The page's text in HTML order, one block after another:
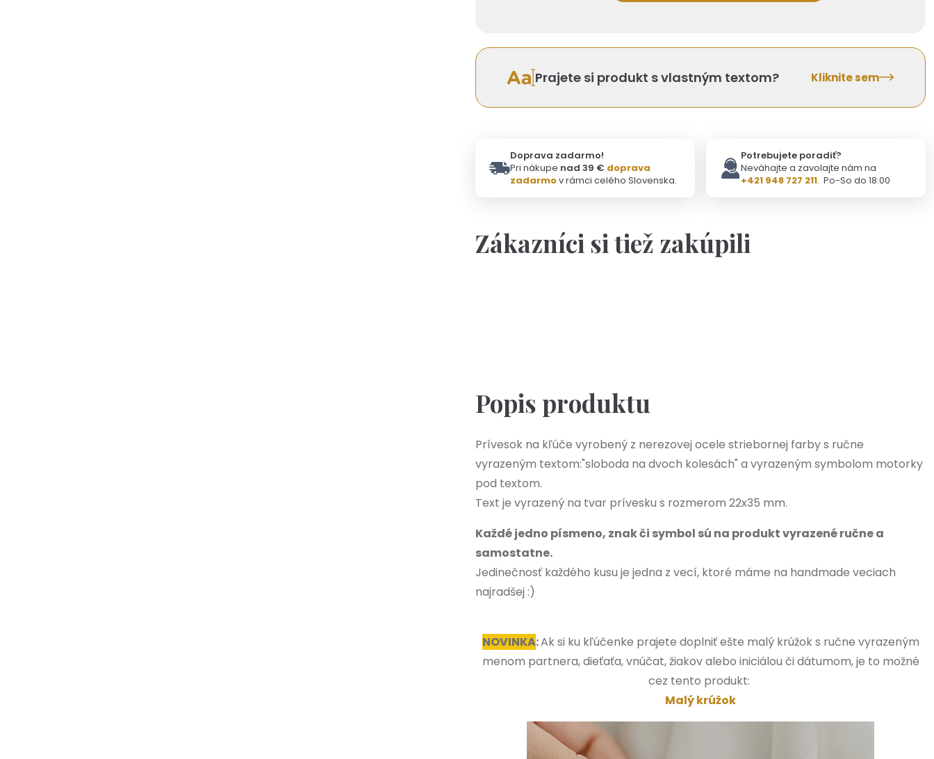
Prajete si produkt s vlastným textom? Kliknite sem
Doprava zadarmo!
Pri nákupe nad 39 € doprava
zadarmov rámci celého Slovenska.
Potrebujete poradiť?
Neváhajte a zavolajte nám na
+421 948 727 211. Po-So do 18:00
Zákazníci si tiež zakúpili
Popis produktu
Prívesok na kľúče vyrobený z nerezovej ocele striebornej farby s ručne
vyrazeným textom:"sloboda na dvoch kolesách" a vyrazeným symbolom motorky
pod textom.
Text je vyrazený na tvar prívesku s rozmerom 22x35 mm.
Každé jedno písmeno, znak či symbol sú na produkt vyrazené ručne a
samostatne.
Jedinečnosť každého kusu je jedna z vecí, ktoré máme na handmade veciach
najradšej :)
NOVINKA:Ak si ku kľúčenke prajete doplniť ešte malý krúžok s ručne vyrazeným
menom partnera, dieťaťa, vnúčat, žiakov alebo iniciálou či dátumom, je to možné
cez tento produkt:
Malý krúžok